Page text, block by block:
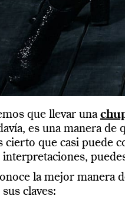
que llevar una
es una manera
cierto que casi puede
interpretaciones,
la mejor manera
claves: